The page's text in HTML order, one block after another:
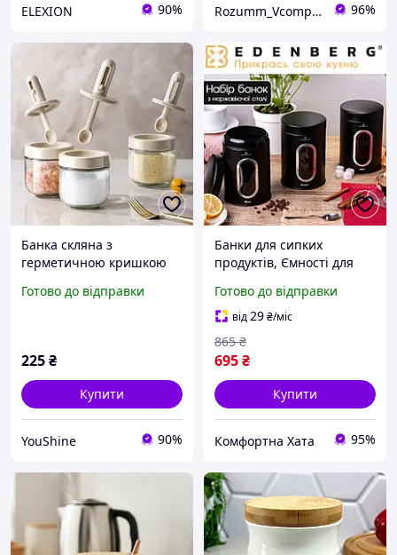
ELEXION 90% Rozumm_VcompanY 96%
Банка скляна з
герметичною кришкою
Банка для спецій і цукру
Готово до відправки
225₴
Купити
YouShine 90%
Банки для сипких
продуктів, Ємності для
продуктів, набір банок
для сипких продуктів,
Банка для кави, чаю,
цукру
Готово до відправки
від29₴/міс
695₴
865 ₴
Купити
Комфортна Хата 95%